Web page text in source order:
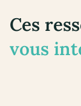
Ces
vous